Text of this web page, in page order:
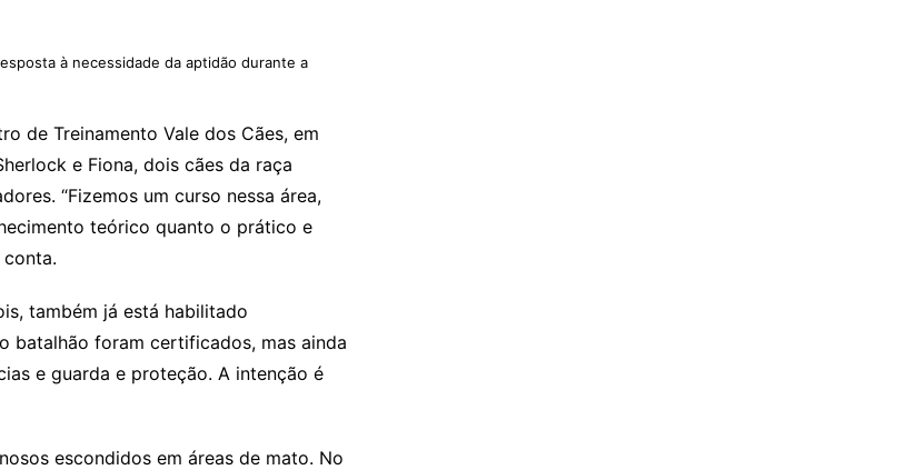
à necessidade da aptidão durante a
de Treinamento Vale dos Cães, em
e Fiona, dois cães da raça
“Fizemos um curso nessa área,
teórico quanto o prático e
conta.
também já está habilitado
batalhão foram certificados, mas ainda
e guarda e proteção. A intenção é
escondidos em áreas de mato. No